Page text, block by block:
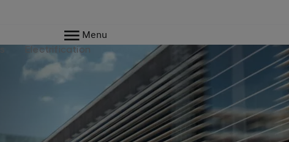
Electrification
Menu